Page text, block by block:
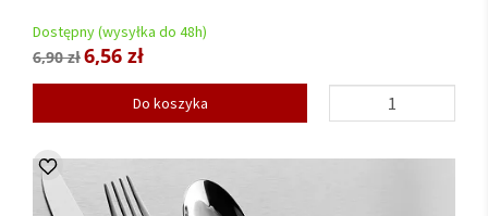
Dostępny (wysyłka do 48h)
6,90 zł6,56 zł
Do koszyka